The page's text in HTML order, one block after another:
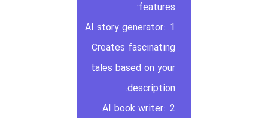
features:
1. AI story generator:
Creates fascinating
tales based on your
description.
2. AI book writer: